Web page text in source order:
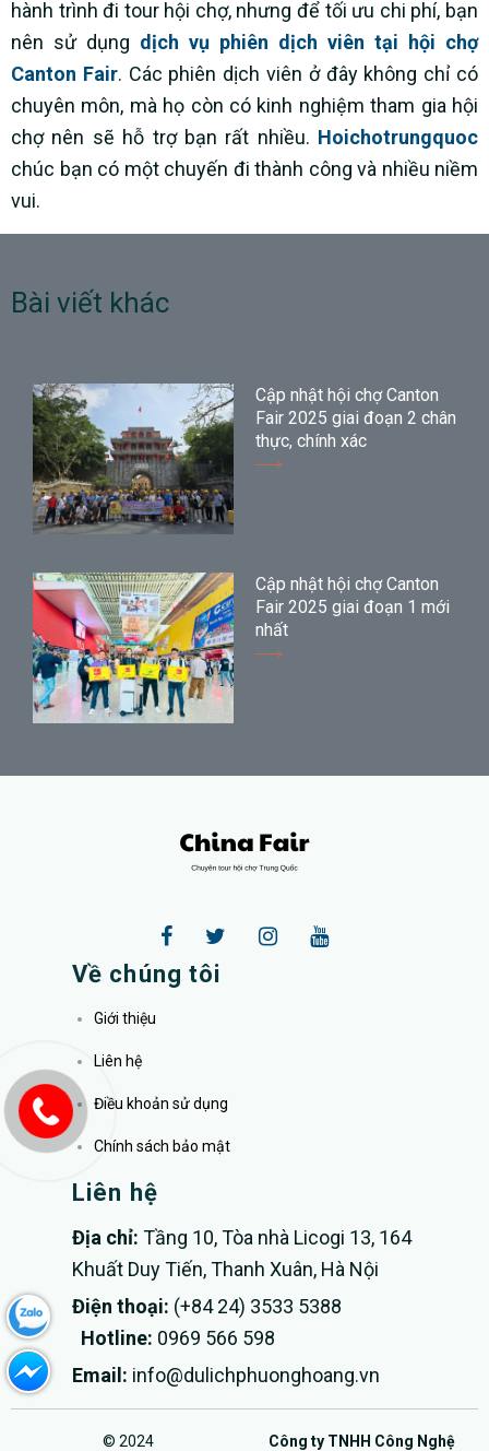
hành trình đi tour hội chợ, nhưng để tối ưu chi phí, bạn
nên sử dụng dịch vụ phiên dịch viên tại hội chợ
Canton Fair. Các phiên dịch viên ở đây không chỉ có
chuyên môn, mà họ còn có kinh nghiệm tham gia hội
chợ nên sẽ hỗ trợ bạn rất nhiều. Hoichotrungquoc
chúc bạn có một chuyến đi thành công và nhiều niềm
vui.
Bài viết khác
Cập nhật hội chợ Canton
Fair 2025 giai đoạn 2 chân
thực, chính xác
Cập nhật hội chợ Canton
Fair 2025 giai đoạn 1 mới
nhất
Về chúng tôi
Giới thiệu
Liên hệ
Điều khoản sử dụng
Chính sách bảo mật
Liên hệ
Địa chỉ: Tầng 10, Tòa nhà Licogi 13, 164
Khuất Duy Tiến, Thanh Xuân, Hà Nội
Điện thoại: (+84 24) 3533 5388
Hotline: 0969 566 598
Email: info@dulichphuonghoang.vn
© 2024 Công ty TNHH Công Nghệ